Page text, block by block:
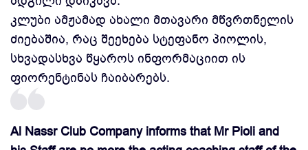
კლუბი ამჟამად ახალი მთავარი მწვრთნელის
ძიებაშია, რაც შეეხება სტეფანო პიოლის,
სხვადასხვა წყაროს ინფორმაციით ის
ფიორენტინას ჩაიბარებს.
Al Nassr Club Company informs that Mr Pioli and